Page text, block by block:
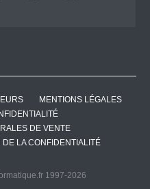
MENTIONS LÉGALES
DE VENTE
LA CONFIDENTIALITÉ
1997-2026